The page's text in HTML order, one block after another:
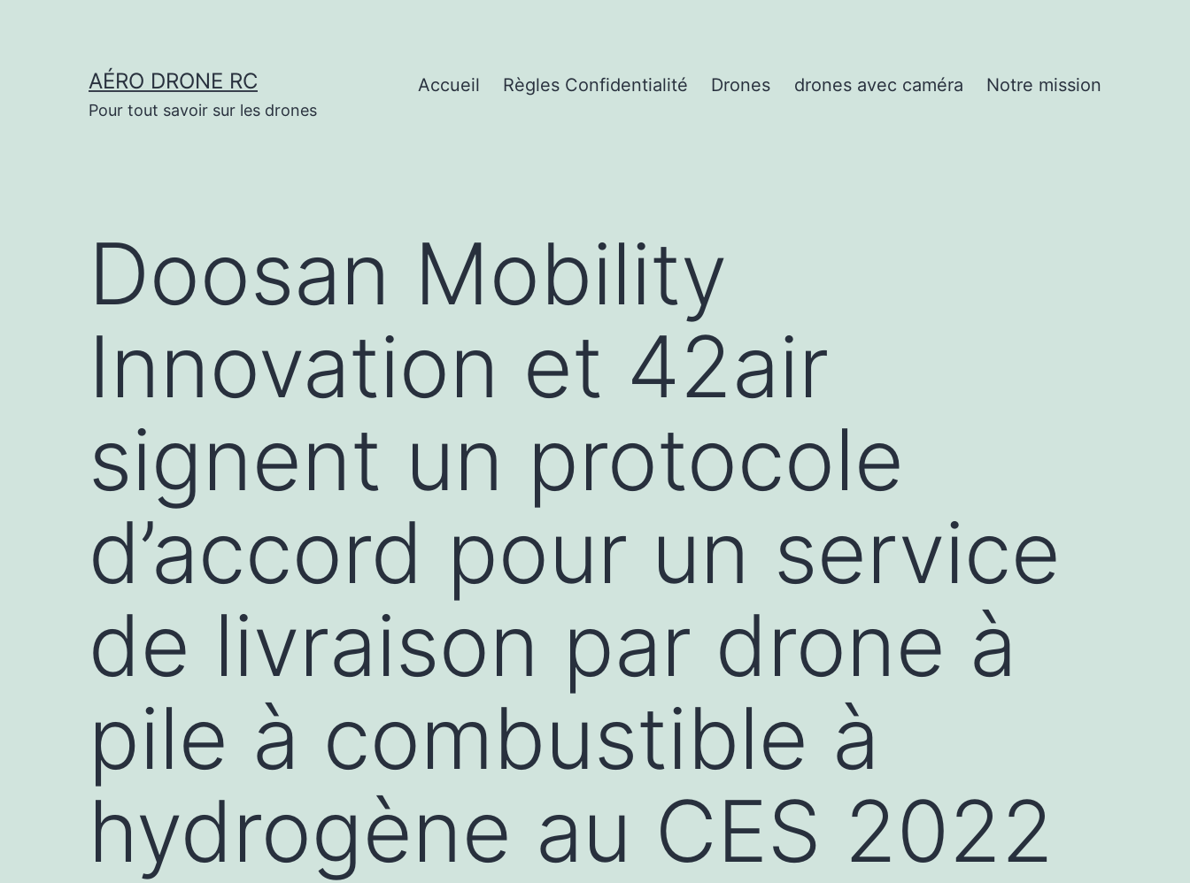
AÉRO DRONE RC
Pour tout savoir sur les drones
Accueil Règles Confidentialité Drones drones avec caméra Notre mission
Doosan Mobility
Innovation et 42air
signent un protocole
d’accord pour un service
de livraison par drone à
pile à combustible à
hydrogène au CES 2022